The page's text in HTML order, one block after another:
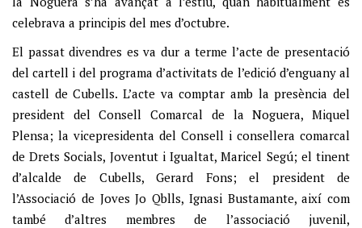
celebrava a principis del mes d’octubre.
El passat divendres es va dur a terme l’acte de presentació
del cartell i del programa d’activitats de l’edició d’enguany al
castell de Cubells. L’acte va comptar amb la presència del
president del Consell Comarcal de la Noguera, Miquel
Plensa; la vicepresidenta del Consell i consellera comarcal
de Drets Socials, Joventut i Igualtat, Maricel Segú; el tinent
d’alcalde de Cubells, Gerard Fons; el president de
l’Associació de Joves Jo Qblls, Ignasi Bustamante, així com
també d’altres membres de l’associació juvenil,